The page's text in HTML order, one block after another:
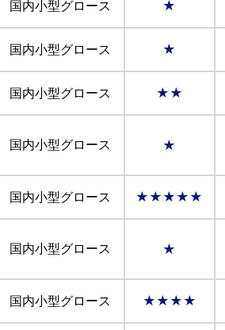
国内小型グロース ★
国内小型グロース ★
国内小型グロース ★★
国内小型グロース ★
国内小型グロース ★★★★★
国内小型グロース ★
国内小型グロース ★★★★